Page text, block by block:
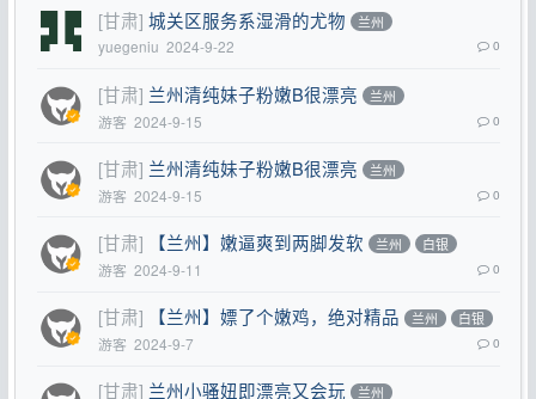
[甘肃] 城关区服务系湿滑的尤物 兰州
yuegeniu 2024-9-22 0
[甘肃] 兰州清纯妹子粉嫩B很漂亮 兰州
游客 2024-9-15 0
[甘肃] 兰州清纯妹子粉嫩B很漂亮 兰州
游客 2024-9-15 0
[甘肃] 【兰州】嫩逼爽到两脚发软 兰州 白银
游客 2024-9-11 0
[甘肃] 【兰州】嫖了个嫩鸡，绝对精品 兰州 白银
游客 2024-9-7 0
[甘肃] 兰州小骚妞即漂亮又会玩 兰州